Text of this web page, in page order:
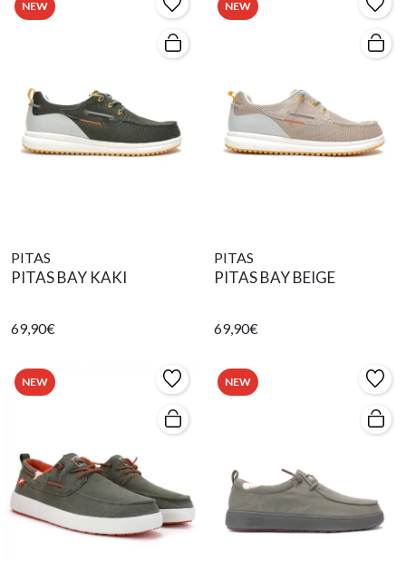
NEW
PITAS
PITAS BAY KAKI
69,90€
NEW
PITAS
PITAS BAY BEIGE
69,90€
NEW NEW